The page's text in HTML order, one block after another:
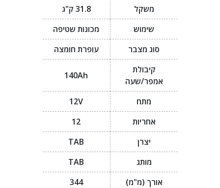
משקל
31.8 ק"ג
שימוש
מכונות שטיפה
סוג מצבר
עופרת חומצה
קיבולת
אמפר/שעה
140Ah
מתח
12V
אחריות
12
יצרן
TAB
מותג
TAB
אורך (מ"מ)
344